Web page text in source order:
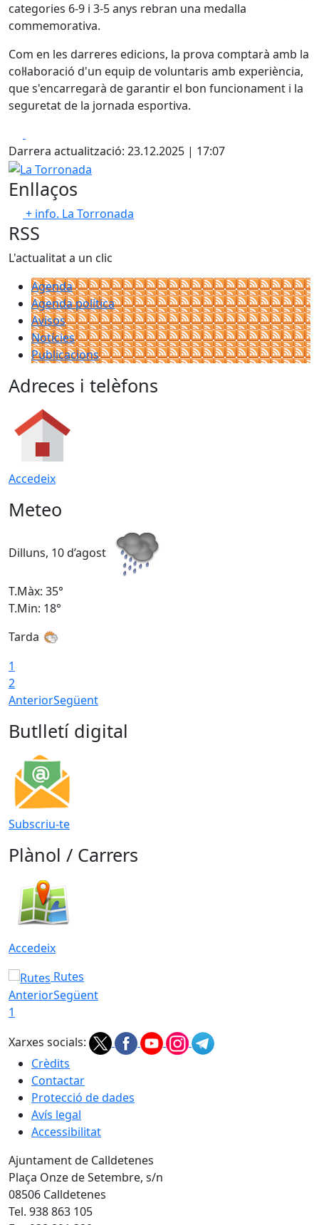
categories 6-9 i 3-5 anys rebran una medalla
commemorativa.
Com en les darreres edicions, la prova comptarà amb la
col·laboració d'un equip de voluntaris amb experiència,
que s'encarregarà de garantir el bon funcionament i la
seguretat de la jornada esportiva.
Darrera actualització: 23.12.2025 | 17:07
La Torronada
Enllaços
+ info. La Torronada
RSS
L'actualitat a un clic
Agenda
Agenda política
Avisos
Notícies
Publicacions
Adreces i telèfons
Accedeix
Meteo
Dilluns, 10 d’agost
T.Màx: 35°
T.Min: 18°
Tarda
1
2
AnteriorSegüent
Butlletí digital
Subscriu-te
Plànol / Carrers
Accedeix
Rutes
AnteriorSegüent
1
Xarxes socials:
Crèdits
Contactar
Protecció de dades
Avís legal
Accessibilitat
Ajuntament de Calldetenes
Plaça Onze de Setembre, s/n
08506 Calldetenes
Tel. 938 863 105